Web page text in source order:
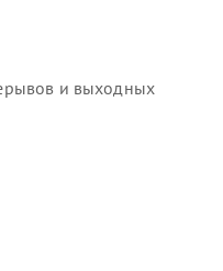
и выходных